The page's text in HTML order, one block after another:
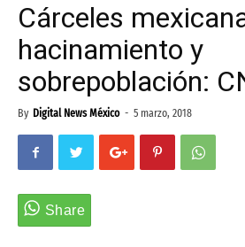
Cárceles
hacinamiento y
sobrepoblación:
By Digital News México - 5 marzo, 2018